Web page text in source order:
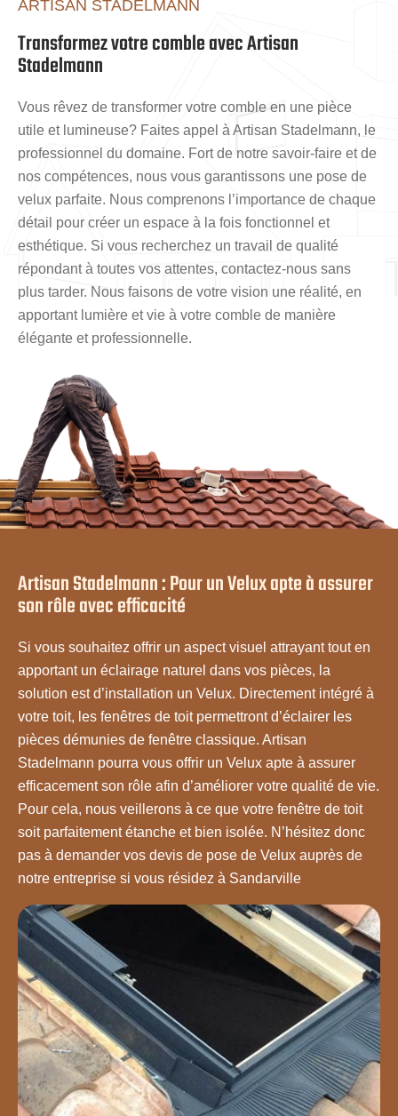
ARTISAN STADELMANN
Transformez votre comble avec Artisan
Stadelmann
Vous rêvez de transformer votre comble en une pièce
utile et lumineuse? Faites appel à Artisan Stadelmann, le
professionnel du domaine. Fort de notre savoir-faire et de
nos compétences, nous vous garantissons une pose de
velux parfaite. Nous comprenons l’importance de chaque
détail pour créer un espace à la fois fonctionnel et
esthétique. Si vous recherchez un travail de qualité
répondant à toutes vos attentes, contactez-nous sans
plus tarder. Nous faisons de votre vision une réalité, en
apportant lumière et vie à votre comble de manière
élégante et professionnelle.
Artisan Stadelmann : Pour un Velux apte à assurer
son rôle avec efficacité
Si vous souhaitez offrir un aspect visuel attrayant tout en
apportant un éclairage naturel dans vos pièces, la
solution est d’installation un Velux. Directement intégré à
votre toit, les fenêtres de toit permettront d’éclairer les
pièces démunies de fenêtre classique. Artisan
Stadelmann pourra vous offrir un Velux apte à assurer
efficacement son rôle afin d’améliorer votre qualité de vie.
Pour cela, nous veillerons à ce que votre fenêtre de toit
soit parfaitement étanche et bien isolée. N’hésitez donc
pas à demander vos devis de pose de Velux auprès de
notre entreprise si vous résidez à Sandarville